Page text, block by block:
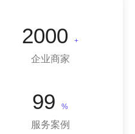
2000 +
企业商家
99 %
服务案例